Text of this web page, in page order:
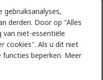
derden. Door op "Alles
niet-essentiële
cookies". Als u dit niet
beperken. Meer